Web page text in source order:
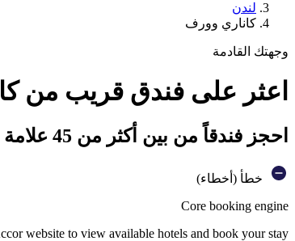
لندن
كاناري وورف
وجهتك القادمة
اعثر على فندق قريب من
احجز فندقاً من بين أكثر من 45 علامة تجارية فندقية تابعة لمجموعة أكور
خطأ (أخطاء)
Core booking engine
website to view available hotels and book your stay